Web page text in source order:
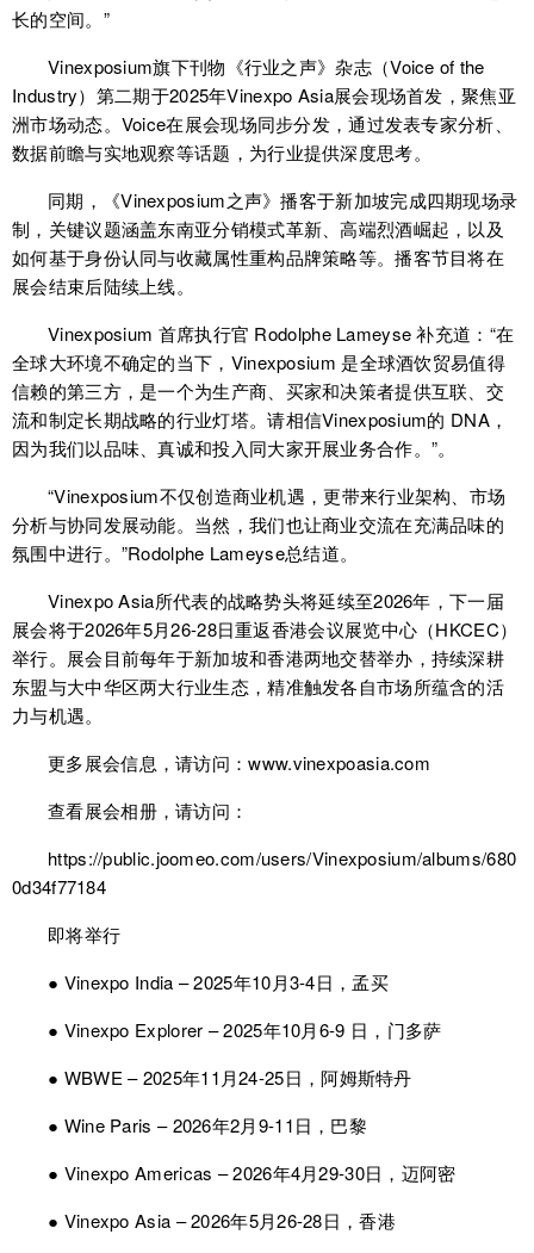
长的空间。”
Vinexposium旗下刊物《行业之声》杂志（Voice of the
Industry）第二期于2025年Vinexpo Asia展会现场首发，聚焦亚
洲市场动态。Voice在展会现场同步分发，通过发表专家分析、
数据前瞻与实地观察等话题，为行业提供深度思考。
同期，《Vinexposium之声》播客于新加坡完成四期现场录
制，关键议题涵盖东南亚分销模式革新、高端烈酒崛起，以及
如何基于身份认同与收藏属性重构品牌策略等。播客节目将在
展会结束后陆续上线。
Vinexposium 首席执行官 Rodolphe Lameyse 补充道：“在
全球大环境不确定的当下，Vinexposium 是全球酒饮贸易值得
信赖的第三方，是一个为生产商、买家和决策者提供互联、交
流和制定长期战略的行业灯塔。请相信Vinexposium的 DNA，
因为我们以品味、真诚和投入同大家开展业务合作。”。
“Vinexposium不仅创造商业机遇，更带来行业架构、市场
分析与协同发展动能。当然，我们也让商业交流在充满品味的
氛围中进行。”Rodolphe Lameyse总结道。
Vinexpo Asia所代表的战略势头将延续至2026年，下一届
展会将于2026年5月26-28日重返香港会议展览中心（HKCEC）
举行。展会目前每年于新加坡和香港两地交替举办，持续深耕
东盟与大中华区两大行业生态，精准触发各自市场所蕴含的活
力与机遇。
更多展会信息，请访问：www.vinexpoasia.com
查看展会相册，请访问：
https://public.joomeo.com/users/Vinexposium/albums/680
0d34f77184
即将举行
● Vinexpo India – 2025年10月3-4日，孟买
● Vinexpo Explorer – 2025年10月6-9 日，门多萨
● WBWE – 2025年11月24-25日，阿姆斯特丹
● Wine Paris – 2026年2月9-11日，巴黎
● Vinexpo Americas – 2026年4月29-30日，迈阿密
● Vinexpo Asia – 2026年5月26-28日，香港